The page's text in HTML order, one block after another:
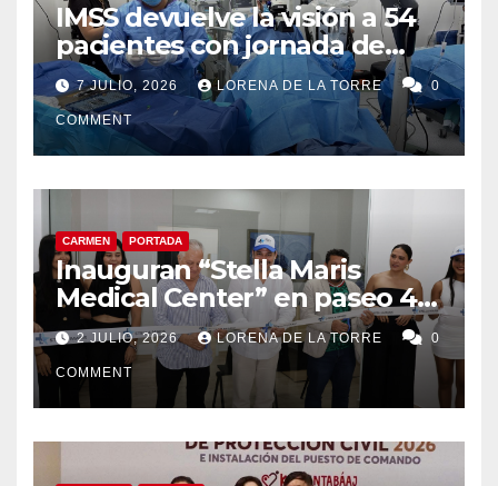
IMSS devuelve la visión a 54
pacientes con jornada de
cirugías de cataratas en
Ciudad del Carmen
7 JULIO, 2026 LORENA DE LA TORRE 0
COMMENT
CARMEN PORTADA
Inauguran “Stella Maris
Medical Center” en paseo 4.5
en Ciudad del Carmen
2 JULIO, 2026 LORENA DE LA TORRE 0
COMMENT